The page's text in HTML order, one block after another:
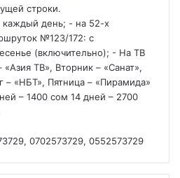
строки.
каждый день; - на 52-х
№123/172: с
(включительно); - На ТВ
ТВ», Вторник – «Санат»,
«НБТ», Пятница – «Пирамида»
– 1400 сом 14 дней – 2700
0702573729, 0552573729